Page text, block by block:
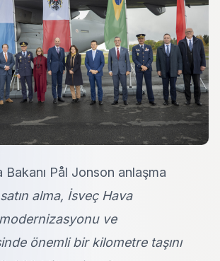
Bakanı Pål Jonson anlaşma
alma, İsveç Hava
ve
önemli bir kilometre taşını